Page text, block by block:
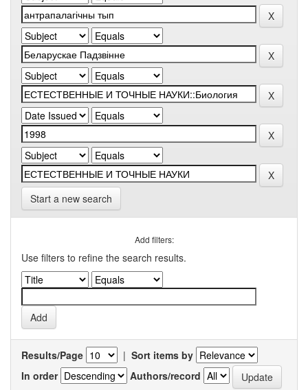
Start a new search
Add filters:
Use filters to refine the search results.
Results/Page | Sort items by
In order
Authors/record